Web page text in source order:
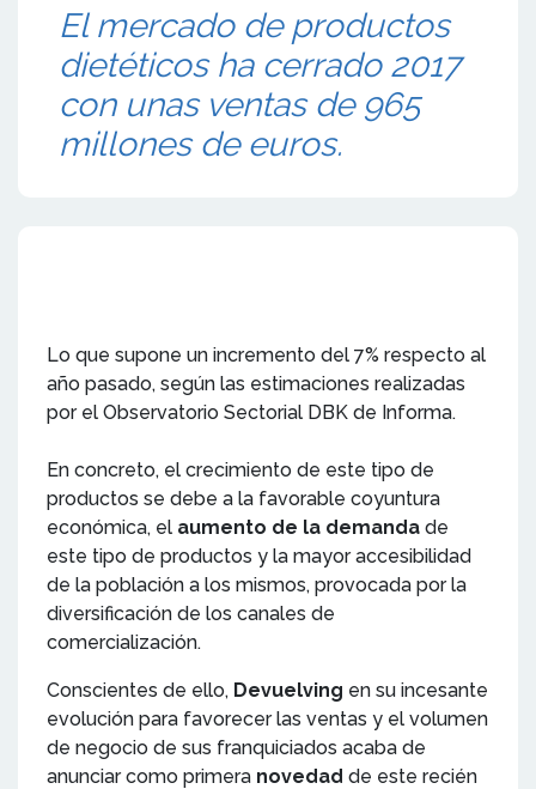
El mercado de productos
dietéticos ha cerrado 2017
con unas ventas de 965
millones de euros.
Lo que supone un incremento del 7% respecto al
año pasado, según las estimaciones realizadas
por el Observatorio Sectorial DBK de Informa.
En concreto, el crecimiento de este tipo de
productos se debe a la favorable coyuntura
económica, el aumento de la demanda de
este tipo de productos y la mayor accesibilidad
de la población a los mismos, provocada por la
diversificación de los canales de
comercialización.
Conscientes de ello, Devuelving en su incesante
evolución para favorecer las ventas y el volumen
de negocio de sus franquiciados acaba de
anunciar como primera novedad de este recién